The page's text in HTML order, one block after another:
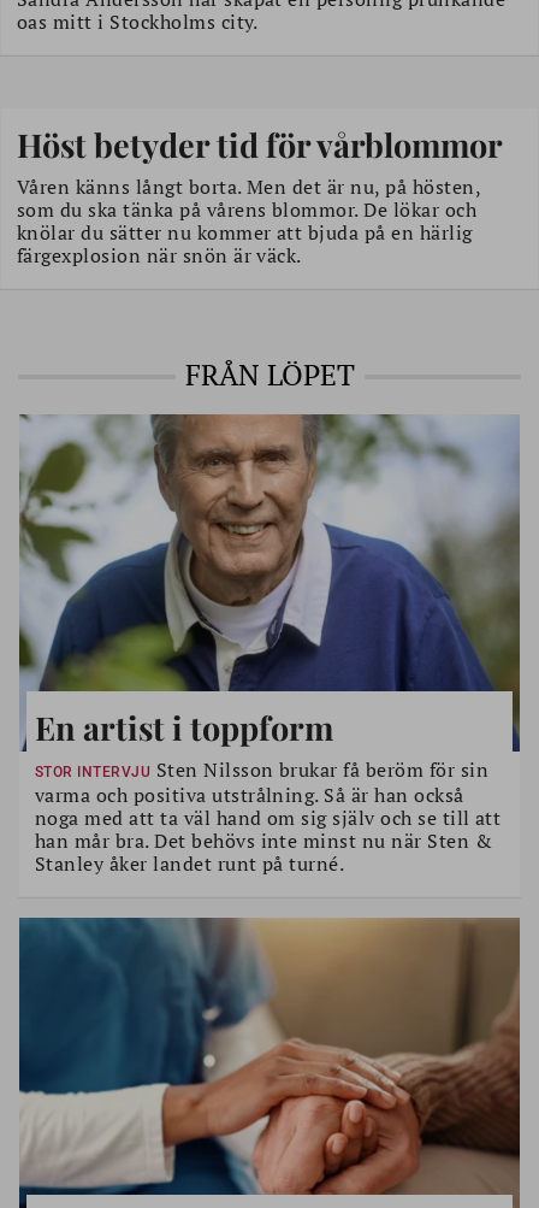
oas mitt i Stockholms city.
Höst betyder tid för vårblommor
Våren känns långt borta. Men det är nu, på hösten,
som du ska tänka på vårens blommor. De lökar och
knölar du sätter nu kommer att bjuda på en härlig
färgexplosion när snön är väck.
FRÅN LÖPET
En artist i toppform
STOR INTERVJU Sten Nilsson brukar få beröm för sin
varma och positiva utstrålning. Så är han också
noga med att ta väl hand om sig själv och se till att
han mår bra. Det behövs inte minst nu när Sten &
Stanley åker landet runt på turné.